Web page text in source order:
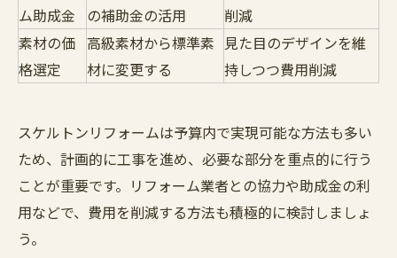
ム助成金
の補助金の活用
削減
素材の価
格選定
高級素材から標準素
材に変更する
見た目のデザインを維
持しつつ費用削減
スケルトンリフォームは予算内で実現可能な方法も多い
ため、計画的に工事を進め、必要な部分を重点的に行う
ことが重要です。リフォーム業者との協力や助成金の利
用などで、費用を削減する方法も積極的に検討しましょ
う。